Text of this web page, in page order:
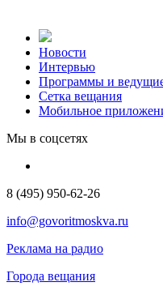
Новости
Интервью
Программы и
Сетка вещания
Мобильное
Мы в соцсетях
8 (495) 950-62-26
info@govoritmoskva.ru
Реклама на радио
Города вещания